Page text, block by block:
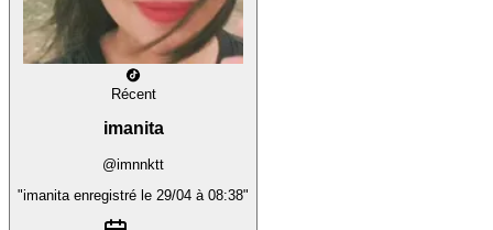
Récent
imanita
@imnnktt
"imanita enregistré le 29/04 à 08:38"